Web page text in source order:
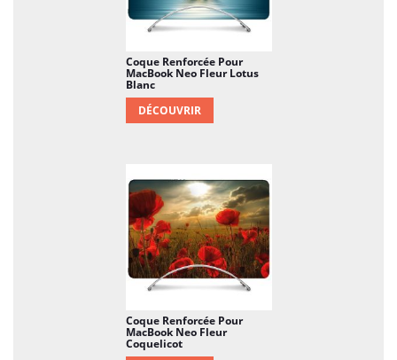
Coque Renforcée Pour
MacBook Neo Fleur Lotus
Blanc
DÉCOUVRIR
Coque Renforcée Pour
MacBook Neo Fleur
Coquelicot